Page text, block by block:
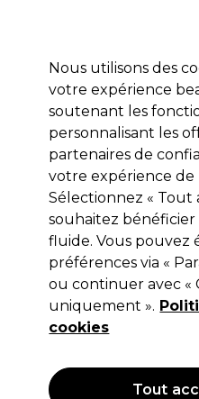
Marques Bons plans 🌟
Livraison
Après expédition,
Jean Marin Make-Up
Jean Marin Pinceau
22,05 €
Nous utilisons des
votre expérience
soutenant les
personnalisant les
partenaires de
votre expérience
Sélectionnez « Tout
souhaitez
fluide. Vous pouvez
préférences via «
ou continuer avec «
uniquement ».
cookies
Tout